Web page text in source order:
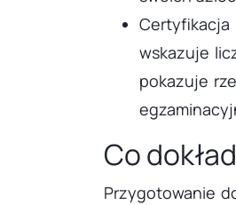
Certyfikacja
wskazuje
pokazuje
Co
Przygotowanie